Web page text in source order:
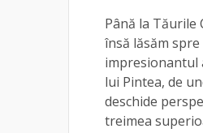
Până la Tăurile
însă lăsăm
impresionantul
lui Pintea, de
deschide
treimea